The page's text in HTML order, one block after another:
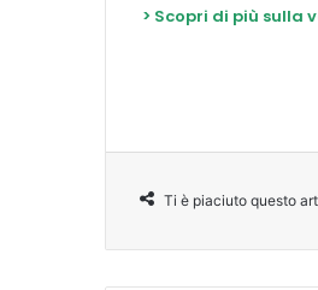
> Scopri di più sulla
Ti è piaciuto questo